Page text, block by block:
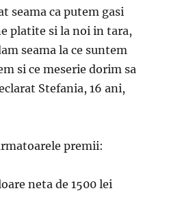
seama ca putem gasi
platite si la noi in tara,
seama la ce suntem
si ce meserie dorim sa
Stefania, 16 ani,
premii:
neta de 1500 lei